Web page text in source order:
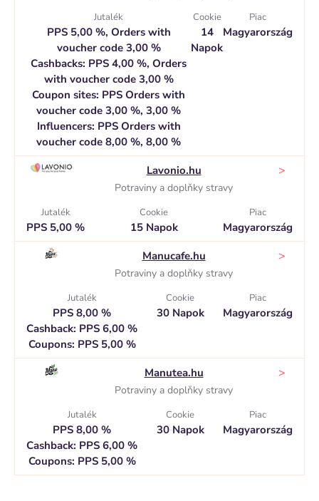
Jutalék
PPS 5,00 %, Orders with
voucher code 3,00 %
Cashbacks: PPS 4,00 %, Orders
with voucher code 3,00 %
Coupon sites: PPS Orders with
voucher code 3,00 %, 3,00 %
Influencers: PPS Orders with
voucher code 8,00 %, 8,00 %
Cookie
14
Napok
Piac
Magyarország
Lavonio.hu
Potraviny a doplňky stravy
>
Jutalék
PPS 5,00 %
Cookie
15 Napok
Piac
Magyarország
Manucafe.hu
Potraviny a doplňky stravy
>
Jutalék
PPS 8,00 %
Cashback: PPS 6,00 %
Coupons: PPS 5,00 %
Cookie
30 Napok
Piac
Magyarország
Manutea.hu
Potraviny a doplňky stravy
>
Jutalék
PPS 8,00 %
Cashback: PPS 6,00 %
Coupons: PPS 5,00 %
Cookie
30 Napok
Piac
Magyarország